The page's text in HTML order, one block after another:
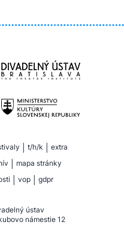
t/h/k
extra
mapa stránky
vop gdpr
ústav
námestie 12